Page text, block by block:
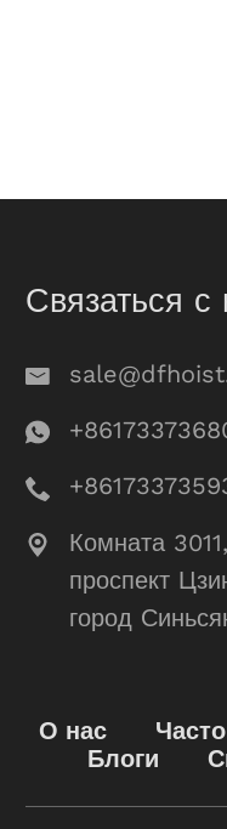
Связаться с
Комната
проспект
город
О нас
Блоги